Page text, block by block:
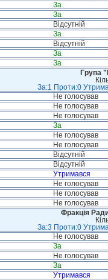
За
За
Відсутній
За
Відсутній
За
За
Група
За:1 Проти:0
Не голосував
Не голосував
Не голосував
За
Не голосував
Не голосував
Відсутній
Відсутній
Утримався
Не голосував
Не голосував
Не голосував
Фракція
За:3 Проти:0
Не голосував
За
Не голосував
За
Утримався